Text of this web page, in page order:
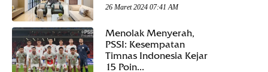
26 Maret 2024 07:41 AM
Menolak Menyerah,
PSSI: Kesempatan
Timnas Indonesia Kejar
15 Poin...